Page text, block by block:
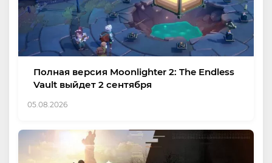
Полная версия Moonlighter 2: The Endless
Vault выйдет 2 сентября
05.08.2026